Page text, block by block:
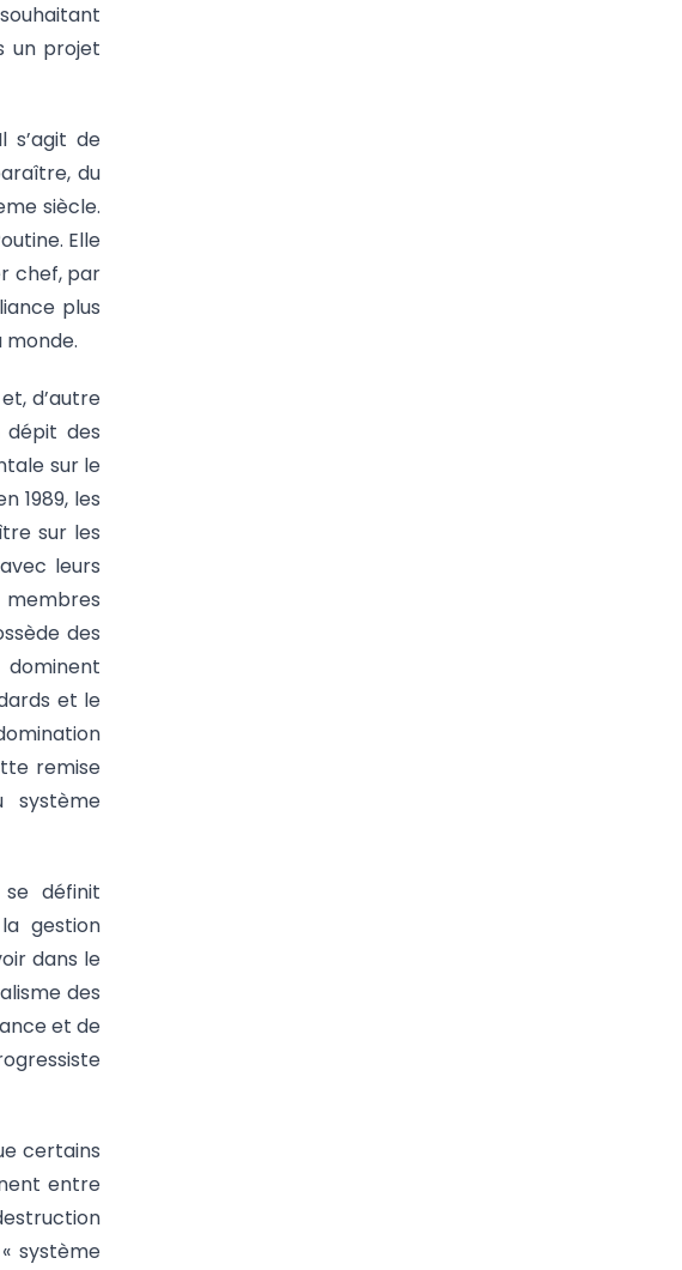
un projet
s’agit de
du
siècle.
Elle
chef, par
plus
monde.
d’autre
dépit des
sur le
1989, les
sur les
leurs
des
dominent
et le
remise
système
définit
gestion
dans le
des
et de
certains
entre
système